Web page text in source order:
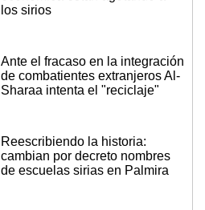
los sirios
Ante el fracaso en la integración
de combatientes extranjeros Al-
Sharaa intenta el "reciclaje"
Reescribiendo la historia:
cambian por decreto nombres
de escuelas sirias en Palmira